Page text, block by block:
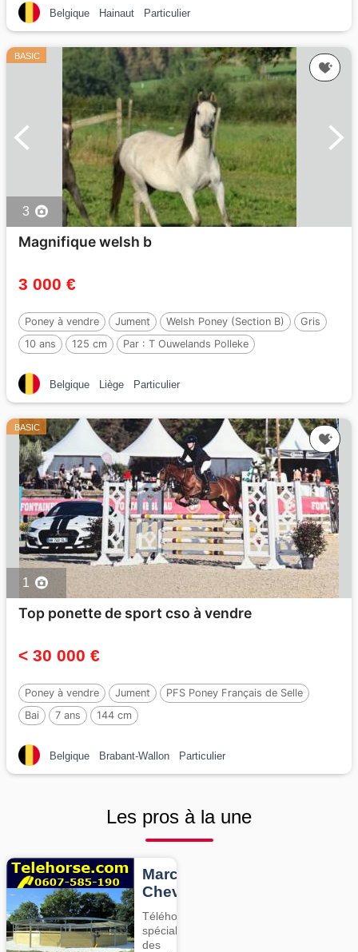
Belgique Hainaut Particulier
BASIC
3
Magnifique welsh b
3 000 €
Poney à vendre Jument Welsh Poney (Section B)
Gris
10 ans
125 cm Par : T Ouwelands Polleke
Belgique Liège Particulier
BASIC
1
Top ponette de sport cso à vendre
< 30 000 €
Poney à vendre Jument
PFS Poney Français de Selle
Bai
7 ans 144 cm
Belgique Brabant-Wallon Particulier
Les pros à la une
Marcheurs
Chevaux
Téléhorse,
spécialiste
des